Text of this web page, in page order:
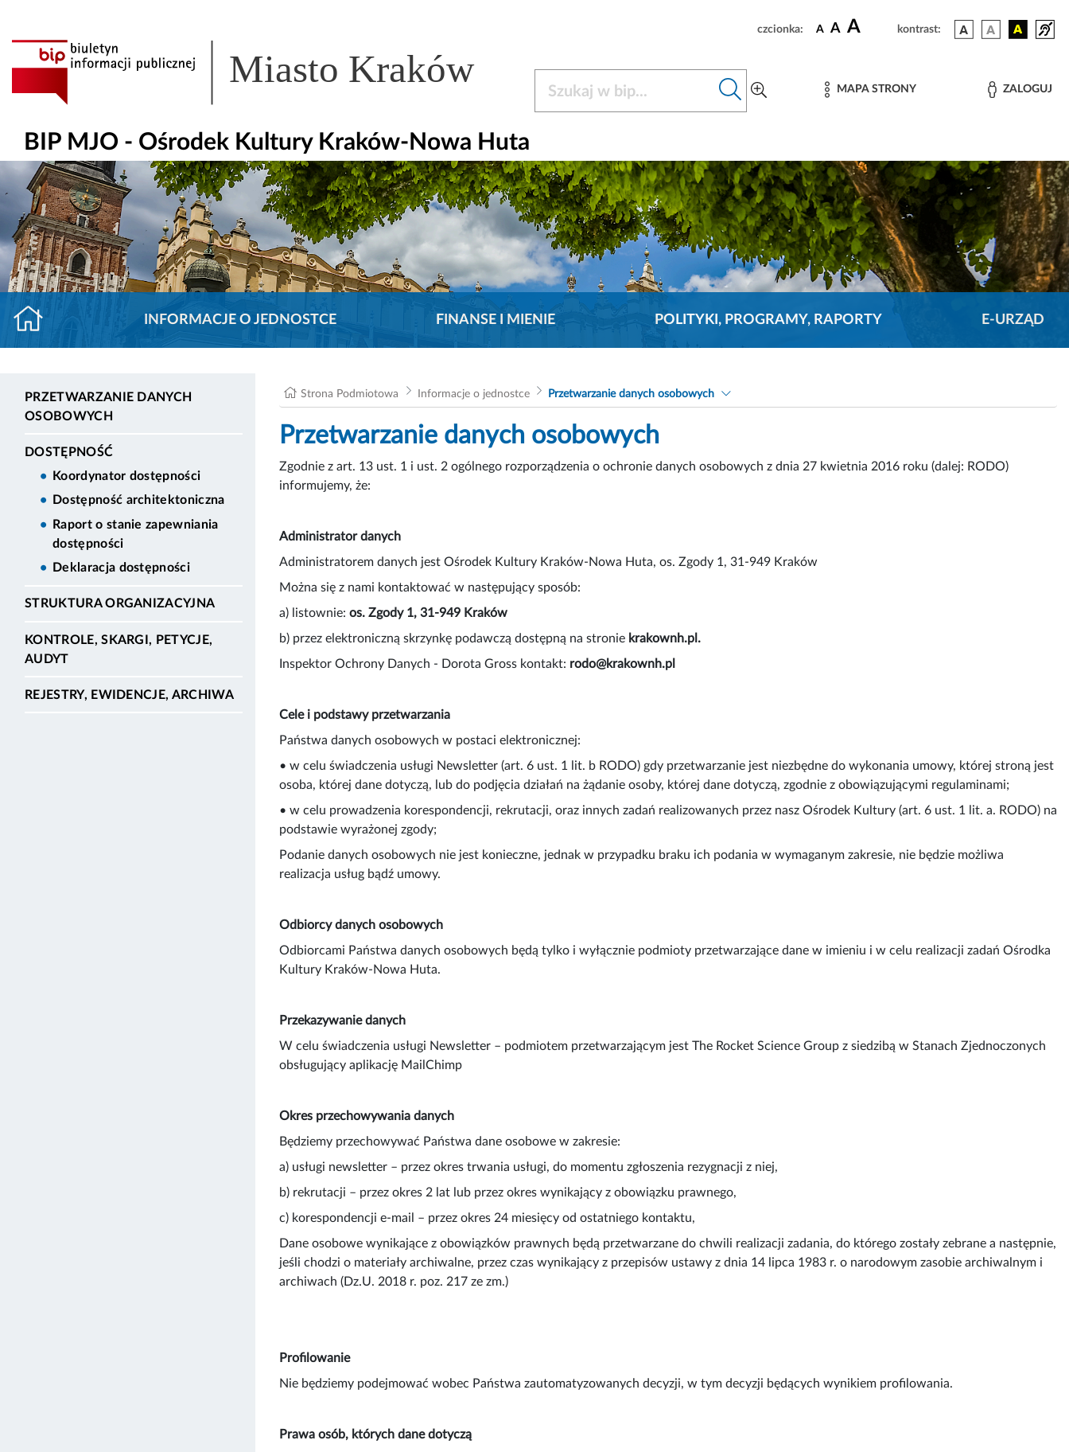
czcionka: A A A kontrast:
Miasto Kraków MAPA STRONY ZALOGUJ
BIP MJO - Ośrodek Kultury Kraków-Nowa Huta
INFORMACJE O JEDNOSTCE FINANSE I MIENIE POLITYKI, PROGRAMY, RAPORTY E-URZĄD
PRZETWARZANIE DANYCH
OSOBOWYCH
DOSTĘPNOŚĆ
Koordynator dostępności
Dostępność architektoniczna
Raport o stanie zapewniania
dostępności
Deklaracja dostępności
STRUKTURA ORGANIZACYJNA
KONTROLE, SKARGI, PETYCJE,
AUDYT
REJESTRY, EWIDENCJE, ARCHIWA
Strona Podmiotowa Informacje o jednostce Przetwarzanie danych osobowych
Przetwarzanie danych osobowych
Zgodnie z art. 13 ust. 1 i ust. 2 ogólnego rozporządzenia o ochronie danych osobowych z dnia 27 kwietnia 2016 roku (dalej: RODO)
informujemy, że:
Administrator danych
Administratorem danych jest Ośrodek Kultury Kraków-Nowa Huta, os. Zgody 1, 31-949 Kraków
Można się z nami kontaktować w następujący sposób:
a) listownie: os. Zgody 1, 31-949 Kraków
b) przez elektroniczną skrzynkę podawczą dostępną na stronie krakownh.pl.
Inspektor Ochrony Danych - Dorota Gross kontakt: rodo@krakownh.pl
Cele i podstawy przetwarzania
Państwa danych osobowych w postaci elektronicznej:
• w celu świadczenia usługi Newsletter (art. 6 ust. 1 lit. b RODO) gdy przetwarzanie jest niezbędne do wykonania umowy, której stroną jest
osoba, której dane dotyczą, lub do podjęcia działań na żądanie osoby, której dane dotyczą, zgodnie z obowiązującymi regulaminami;
• w celu prowadzenia korespondencji, rekrutacji, oraz innych zadań realizowanych przez nasz Ośrodek Kultury (art. 6 ust. 1 lit. a. RODO) na
podstawie wyrażonej zgody;
Podanie danych osobowych nie jest konieczne, jednak w przypadku braku ich podania w wymaganym zakresie, nie będzie możliwa
realizacja usług bądź umowy.
Odbiorcy danych osobowych
Odbiorcami Państwa danych osobowych będą tylko i wyłącznie podmioty przetwarzające dane w imieniu i w celu realizacji zadań Ośrodka
Kultury Kraków-Nowa Huta.
Przekazywanie danych
W celu świadczenia usługi Newsletter – podmiotem przetwarzającym jest The Rocket Science Group z siedzibą w Stanach Zjednoczonych
obsługujący aplikację MailChimp
Okres przechowywania danych
Będziemy przechowywać Państwa dane osobowe w zakresie:
a) usługi newsletter – przez okres trwania usługi, do momentu zgłoszenia rezygnacji z niej,
b) rekrutacji – przez okres 2 lat lub przez okres wynikający z obowiązku prawnego,
c) korespondencji e-mail – przez okres 24 miesięcy od ostatniego kontaktu,
Dane osobowe wynikające z obowiązków prawnych będą przetwarzane do chwili realizacji zadania, do którego zostały zebrane a następnie,
jeśli chodzi o materiały archiwalne, przez czas wynikający z przepisów ustawy z dnia 14 lipca 1983 r. o narodowym zasobie archiwalnym i
archiwach (Dz.U. 2018 r. poz. 217 ze zm.)
Profilowanie
Nie będziemy podejmować wobec Państwa zautomatyzowanych decyzji, w tym decyzji będących wynikiem profilowania.
Prawa osób, których dane dotyczą